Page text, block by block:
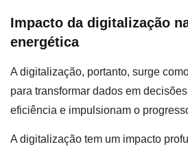
Impacto da digitalização
energética
A digitalização, portanto, surge
para transformar dados em
eficiência e impulsionam o
A digitalização tem um impacto